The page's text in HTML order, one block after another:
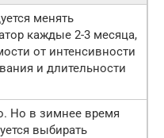
менять
каждые 2-3 месяца,
от интенсивности
и длительности
Но в зимнее время
выбирать